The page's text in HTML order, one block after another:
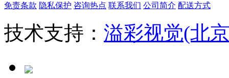
免责条款 隐私保护 咨询热点 联系我们 公司简介 配送方式
技术支持： 溢彩视觉(北